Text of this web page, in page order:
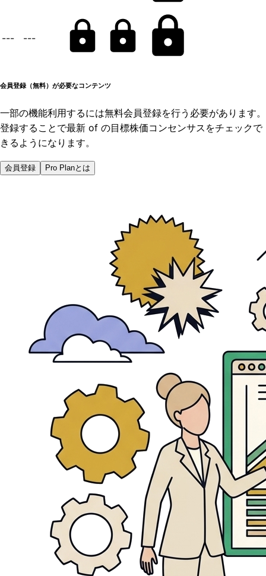
--- ---
会員登録（無料）が必要なコンテンツ
一部の機能利用するには無料会員登録を行う必要があります。
登録することで最新 of の目標株価コンセンサスをチェックで
きるようになります。
会員登録 Pro Planとは